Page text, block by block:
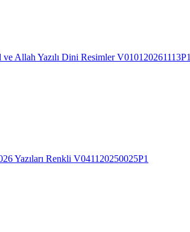
Allah Yazılı Dini Resimler V010120261113P1
Yazıları Renkli V041120250025P1